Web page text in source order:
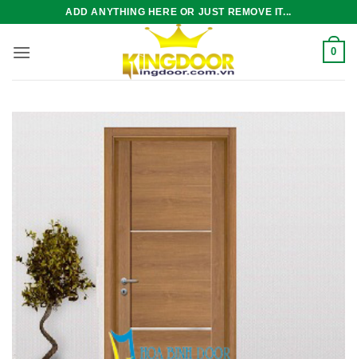
nội
ADD ANYTHING HERE OR JUST REMOVE IT...
0